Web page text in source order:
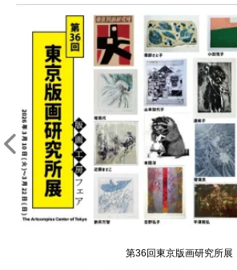
第36回東京版画研究所展
第36回東京版画研究所展